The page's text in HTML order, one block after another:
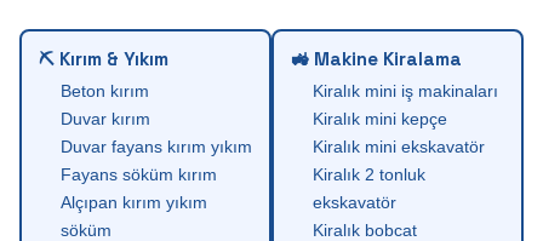
⛏ Kırım & Yıkım
Beton kırım
Duvar kırım
Duvar fayans kırım yıkım
Fayans söküm kırım
Alçıpan kırım yıkım
söküm
🚜 Makine Kiralama
Kiralık mini iş makinaları
Kiralık mini kepçe
Kiralık mini ekskavatör
Kiralık 2 tonluk
ekskavatör
Kiralık bobcat